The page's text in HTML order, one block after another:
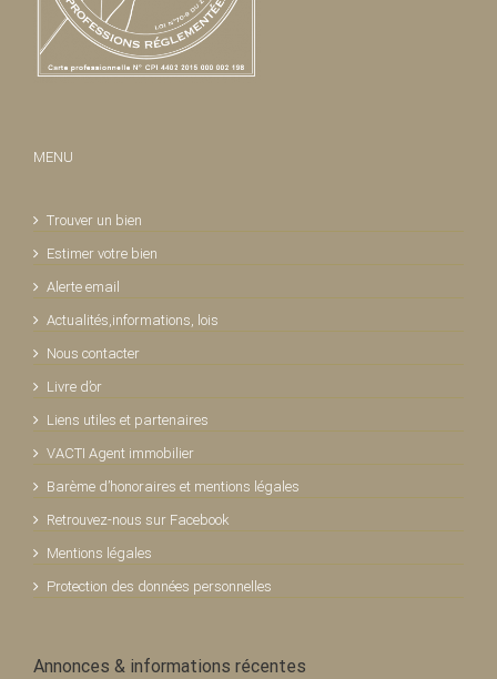
MENU
Trouver un bien
Estimer votre bien
Alerte email
Actualités,informations, lois
Nous contacter
Livre d’or
Liens utiles et partenaires
VACTI Agent immobilier
Barème d’honoraires et mentions légales
Retrouvez-nous sur Facebook
Mentions légales
Protection des données personnelles
Annonces & informations récentes